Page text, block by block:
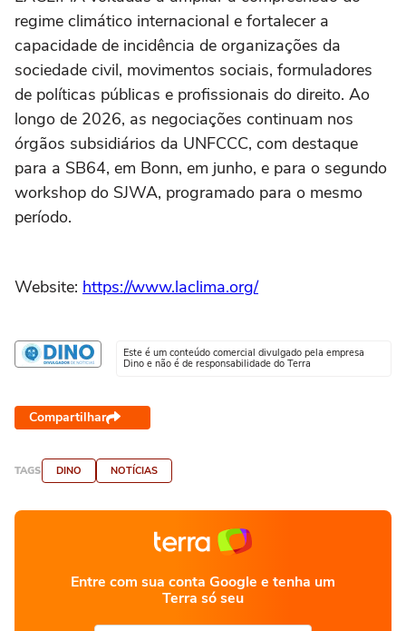
regime climático internacional e fortalecer a
capacidade de incidência de organizações da
sociedade civil, movimentos sociais, formuladores
de políticas públicas e profissionais do direito. Ao
longo de 2026, as negociações continuam nos
órgãos subsidiários da UNFCCC, com destaque
para a SB64, em Bonn, em junho, e para o segundo
workshop do SJWA, programado para o mesmo
período.
Website: https://www.laclima.org/
Este é um conteúdo comercial divulgado pela empresa
Dino e não é de responsabilidade do Terra
Compartilhar
TAGS DINO NOTÍCIAS
Entre com sua conta Google e tenha um
Terra só seu